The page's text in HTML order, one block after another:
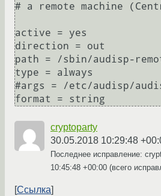
# a remote machine
active = yes
direction = out
path = /sbin/audisp-
type = always
#args = /etc/audisp/
format = string
cryptoparty
30.05.2018 10:29:48
Последнее исправление:
10:45:48 +00:00 (всего
Ссылка